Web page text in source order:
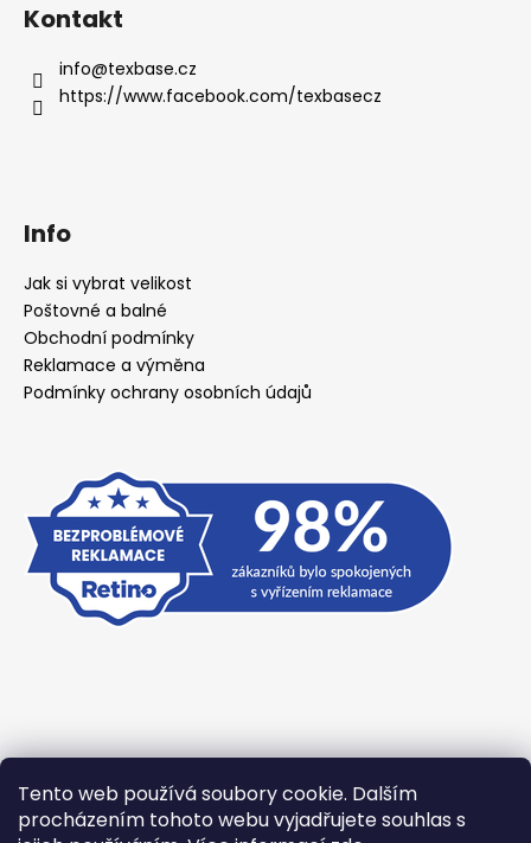
Tento web používá soubory cookie. Dalším
procházením tohoto webu vyjadřujete souhlas s
Kontakt
info@texbase.cz
https://www.facebook.com/texbasecz
Info
Jak si vybrat velikost
Poštovné a balné
Obchodní podmínky
Reklamace a výměna
Podmínky ochrany osobních údajů
Přijímáme online platby